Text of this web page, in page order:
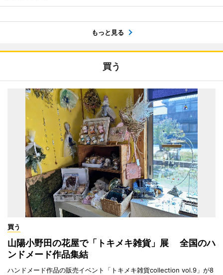
もっと見る
買う
買う
山陽小野田の花屋で「トキメキ雑貨」展 全国のハ
ンドメード作品集結
ハンドメード作品の販売イベント「トキメキ雑貨collection vol.9」が8